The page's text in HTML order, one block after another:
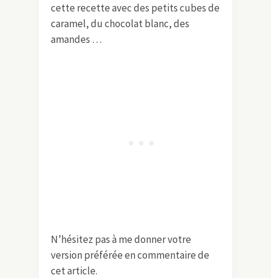
cette recette avec des petits cubes de
caramel, du chocolat blanc, des
amandes …
N’hésitez pas à me donner votre
version préférée en commentaire de
cet article.